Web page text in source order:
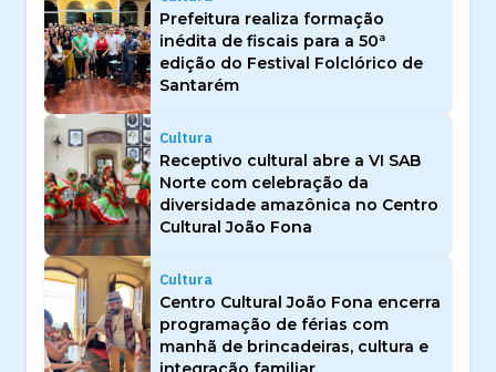
Prefeitura realiza formação
inédita de fiscais para a 50ª
edição do Festival Folclórico de
Santarém
Cultura
Receptivo cultural abre a VI SAB
Norte com celebração da
diversidade amazônica no Centro
Cultural João Fona
Cultura
Centro Cultural João Fona encerra
programação de férias com
manhã de brincadeiras, cultura e